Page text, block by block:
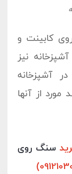
کابینت و
نیز
آشپزخانه
از آنها
سنگ روی